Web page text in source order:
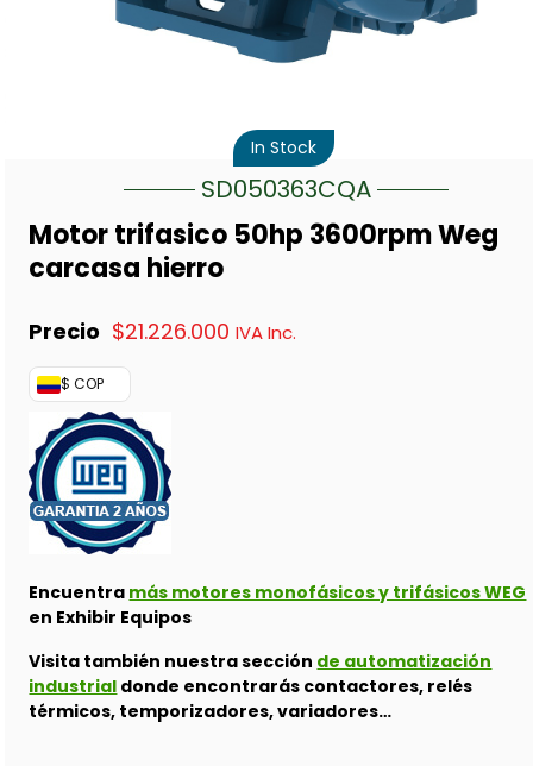
Motor trifasico 50hp 3600rpm Weg
carcasa hierro
$21.226.000 IVA Inc.
$ COP
Encuentra más motores monofásicos y trifásicos WEG
en Exhibir Equipos
Visita también nuestra sección de automatización
industrial donde encontrarás contactores, relés
térmicos, temporizadores, variadores…
In Stock
SD050363CQA